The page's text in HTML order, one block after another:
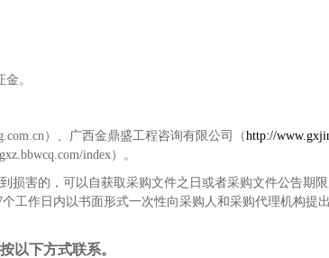
金。
）、广西金鼎盛工程咨询有限公司（http://
index）。
损害的，可以自获取采购文件之日或者采购文件公告期
个工作日内以书面形式一次性向采购人和采购代理机构提
以下方式联系。